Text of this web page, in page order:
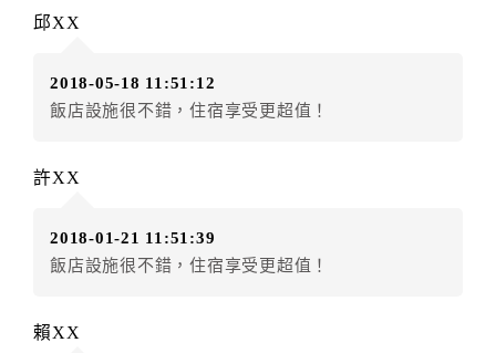
第四條（入住、退房時間）
甲、乙雙方同意本契約之付款方式依乙方提供方
式。
乙方接受甲方訂房後，甲方入住前，乙方預收取房
第七條（甲方解約時定金之退還）
甲方解約時，應通知乙方，並得要求乙方依下列標
者，乙方應退還預收約定房價總金額百分之百。
邱XX
2018-05-18 11:51:12
飯店設施很不錯，住宿享受更超值！
許XX
2018-01-21 11:51:39
飯店設施很不錯，住宿享受更超值！
賴XX